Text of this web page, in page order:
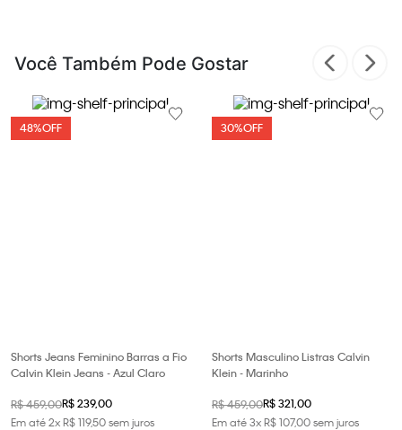
Você Também Pode Gostar
48%OFF
Shorts Jeans Feminino Barras a Fio
Calvin Klein Jeans - Azul Claro
R$459,00R$239,00
Em até2xR$119,50sem juros
30%OFF
Shorts Masculino Listras Calvin
Klein - Marinho
R$459,00R$321 00
Em até3xR$107,00sem juros